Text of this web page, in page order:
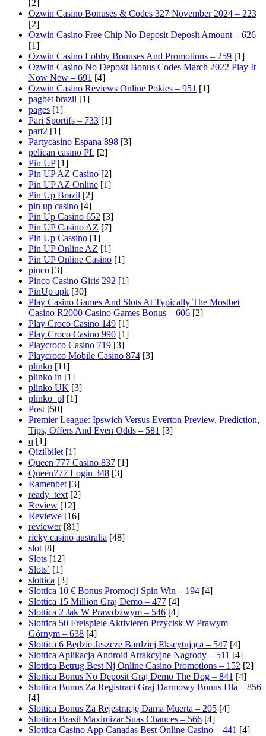
[2]
Ozwin Casino Bonuses & Codes 327 November 2024 – 223
[2]
Ozwin Casino Free Chip No Deposit Deposit Amount – 626
[1]
Ozwin Casino Lobby Bonuses And Promotions – 259 [1]
Ozwin Casino No Deposit Bonus Codes March 2022 Play It
Now New – 691 [4]
Ozwin Casino Reviews Online Pokies – 951 [1]
pagbet brazil [1]
pages [1]
Pari Sportifs – 733 [1]
part2 [1]
Partycasino Espana 898 [3]
pelican casino PL [2]
Pin UP [1]
Pin UP AZ Casino [2]
Pin UP AZ Online [1]
Pin Up Brazil [2]
pin up casino [4]
Pin Up Casino 652 [3]
Pin UP Casino AZ [7]
Pin Up Cassino [1]
Pin UP Online AZ [1]
Pin UP Online Casino [1]
pinco [3]
Pinco Casino Giris 292 [1]
PinUp apk [30]
Play Casino Games And Slots At Typically The Mostbet
Casino R2000 Casino Games Bonus – 606 [2]
Play Croco Casino 149 [1]
Play Croco Casino 990 [1]
Playcroco Casino 719 [3]
Playcroco Mobile Casino 874 [3]
plinko [11]
plinko in [1]
plinko UK [3]
plinko_pl [1]
Post [50]
Premier League: Ipswich Versus Everton Preview, Prediction,
Tips, Offers And Even Odds – 581 [3]
q [1]
Qizilbilet [1]
Queen 777 Casino 837 [1]
Queen777 Login 348 [3]
Ramenbet [3]
ready_text [2]
Review [12]
Reviewe [16]
reviewer [81]
ricky casino australia [48]
slot [8]
Slots [12]
Slots` [1]
slottica [3]
Slottica 10 € Bonus Promocji Spin Win – 194 [4]
Slottica 15 Million Graj Demo – 477 [4]
Slottica 2 Jak W Prawdziwym – 546 [4]
Slottica 50 Freispiele Aktivieren Przycisk W Prawym
Górnym – 638 [4]
Slottica 6 Będzie Jeszcze Bardziej Ekscytująca – 547 [4]
Slottica Aplikacja Android Atrakcyjne Nagrody – 511 [4]
Slottica Betrug Best Nj Online Casino Promotions – 152 [2]
Slottica Bonus No Deposit Graj Demo The Dog – 841 [4]
Slottica Bonus Za Registraci Graj Darmowy Bonus Dla – 856
[4]
Slottica Bonus Za Rejestrację Dama Muerta – 205 [4]
Slottica Brasil Maximizar Suas Chances – 566 [4]
Slottica Casino App Canadas Best Online Casino – 441 [4]